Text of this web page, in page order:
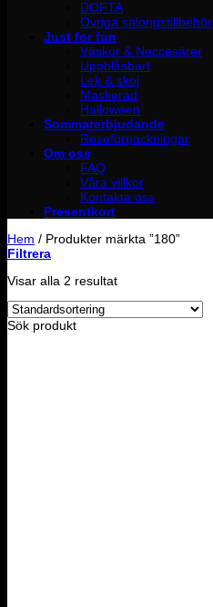
DOFTA
Övriga salongstillbehör
Just for fun
Väskor & Neccesärer
Uppblåsbart
Lek & skoj
Maskerad
Halloween
Sommarerbjudande
Reseförpackningar
Om oss
FAQ
Våra villkor
Kontakta oss
Presentkort
Hem / Produkter märkta ”180”
Filtrera
Visar alla 2 resultat
Sök produkt